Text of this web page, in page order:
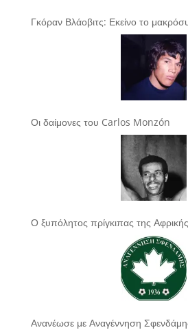
Γκόραν Βλάοβιτς: Εκείνο το
Οι δαίμονες του Carlos Monzón
Ο ξυπόλητος πρίγκιπας της Αφρικής
Ανανέωσε με Αναγέννηση